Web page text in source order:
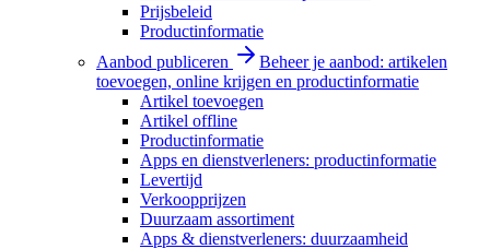
Prijsbeleid
Productinformatie
Aanbod publiceren
Beheer je aanbod: artikelen
toevoegen, online krijgen en productinformatie
Artikel toevoegen
Artikel offline
Productinformatie
Apps en dienstverleners: productinformatie
Levertijd
Verkoopprijzen
Duurzaam assortiment
Apps & dienstverleners: duurzaamheid